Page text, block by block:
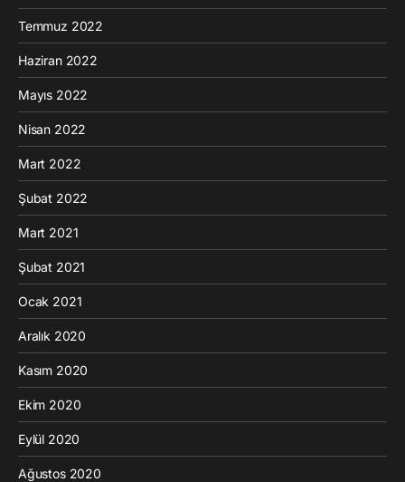
Temmuz 2022
Haziran 2022
Mayıs 2022
Nisan 2022
Mart 2022
Şubat 2022
Mart 2021
Şubat 2021
Ocak 2021
Aralık 2020
Kasım 2020
Ekim 2020
Eylül 2020
Ağustos 2020